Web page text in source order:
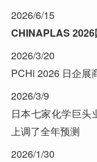
2026/6/15
CHINAPLAS
2026/3/20
PCHi 2026 日企展
2026/3/9
日本七家化学巨
上调了全年预测
2026/1/30